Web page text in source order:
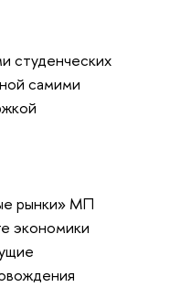
студенческих
самими
рынки» МП
экономики